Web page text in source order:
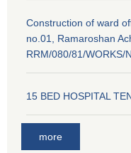
Construction of ward
no.01, Ramaroshan
RRM/080/81/WORKS/
15 BED HOSPITAL
more